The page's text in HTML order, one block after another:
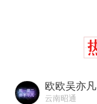
欧欧吴亦凡
云南昭通